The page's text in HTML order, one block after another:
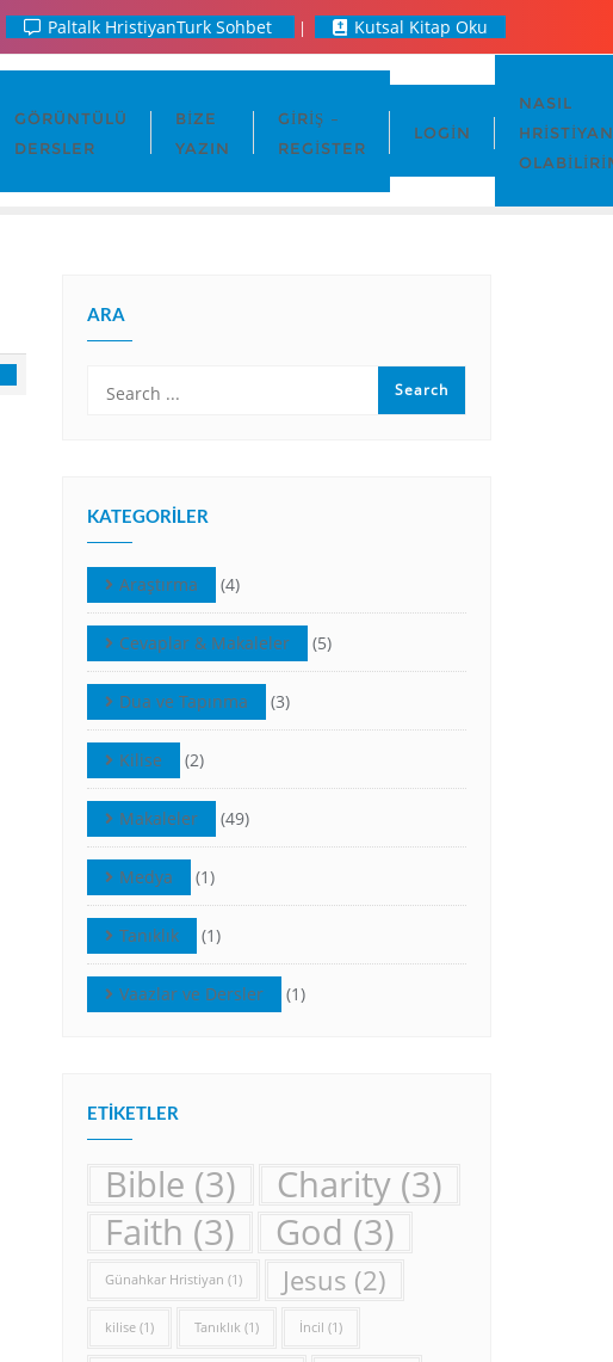
Paltalk HristiyanTurk Sohbet Kutsal Kitap Oku
GÖRÜNTÜLÜ
DERSLER
BIZE
YAZIN
GIRIŞ –
REGISTER
LOGIN
NASIL
HRISTIYAN
ARA
KATEGORILER
Araştırma (4)
Cevaplar & Makaleler (5)
Dua ve Tapınma (3)
Kilise (2)
Makaleler (49)
Medya (1)
Tanıklık (1)
Vaazlar ve Dersler (1)
ETIKETLER
Bible (3) Charity (3)
Faith (3) God (3)
Günahkar Hristiyan (1) Jesus (2)
kilise (1) Tanıklık (1) İncil (1)